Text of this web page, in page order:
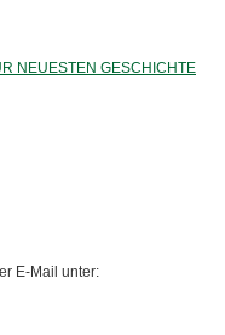
NEUESTEN GESCHICHTE
E-Mail unter: